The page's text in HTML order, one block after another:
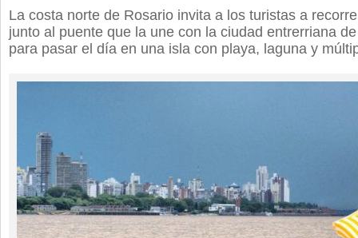
La costa norte de Rosario invita a los turistas a
junto al puente que la une con la ciudad entrerriana
para pasar el día en una isla con playa, laguna y